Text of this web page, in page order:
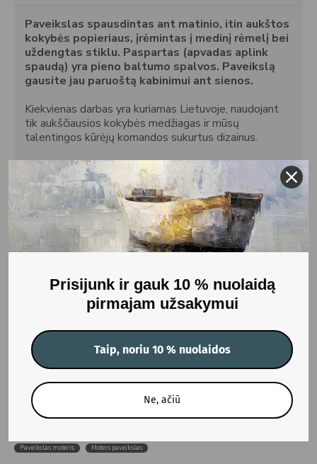
Paveikslas spausdintas ant matinio, itin aukštos
kokybės popieriaus, įrėmintas į medinį rėmelį bei
uždengtas stiklu. Paspartas (apvadas aplink
spaudą) yra pieno baltumo spalvos. Paveikslą
gausite jau paruoštą kabinimui ant sienos.
Kiekvienas darbas yra kuriamas Lietuvoje, naudojant
tik aukščiausios kokybės medžiagas ir mūsų
talentingos kūrėjų komandos sukurtus dizainus.
Naudojame Giclée spaudos technologiją, kurią renkasi
profesionalūs menininkai ir fotografai, kad užtikrintume
išskirtinį spalvų tikslumą ir ilgaamžiškumą. Šią
pažangią spaudos technologiją naudoja galerijos
visame pasaulyje tikroms meno reprodukcijoms kurti.
Naudodami rūgšties neturinčius vandens pagrindo
pigmentinius rašalus užtikriname, kad spalvos išliktų
Gamybos terminas: 5-7 darbo dienos.
tiek skirtis nuo to, ką matote ekrane.
ATSILIEPIMAI
Paveikslas moteris
Moters paveikslas
Prisijunk ir gauk 10 % nuolaidą
pirmajam užsakymui
Taip, noriu 10 % nuolaidos
Ne, ačiū